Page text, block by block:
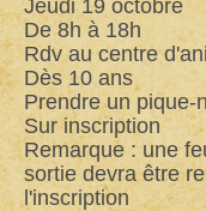
Jeudi 19 octobre
De 8h à 18h
Rdv au centre
Dès 10 ans
Prendre un
Sur inscription
Remarque : une
sortie devra être
l'inscription